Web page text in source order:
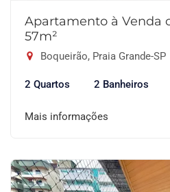
Apartamento à Venda
57m²
Boqueirão, Praia Grande-SP
2 Quartos 2 Banheiros
Mais informações